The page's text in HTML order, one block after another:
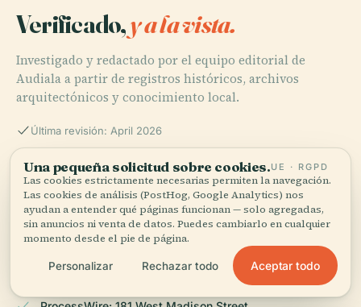
Verificado,y a la vista.
Investigado y redactado por el equipo editorial de
Audiala a partir de registros históricos, archivos
arquitectónicos y conocimiento local.
Última revisión: April 2026
Wikipedia: 181 West Madison Street
Skyscraper Center: 181 West Madison
Una pequeña solicitud sobre cookies.UE · RGPD
Las cookies estrictamente necesarias permiten la navegación.
Las cookies de análisis (PostHog, Google Analytics) nos
ayudan a entender qué páginas funcionan — solo agregadas,
sin anuncios ni venta de datos. Puedes cambiarlo en cualquier
momento desde el pie de página.
Personalizar Rechazar todo Aceptar todo